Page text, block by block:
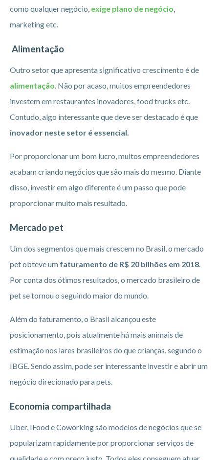
como qualquer negócio, exige plano de negócio,
marketing etc.
Alimentação
Outro setor que apresenta significativo crescimento é de
alimentação. Não por acaso, muitos empreendedores
investem em restaurantes inovadores, food trucks etc.
Contudo, algo interessante que deve ser destacado é que
inovador neste setor é essencial.
Por proporcionar um bom lucro, muitos empreendedores
acabam criando negócios que são mais do mesmo. Diante
disso, investir em algo diferente é um passo que pode
proporcionar muito mais resultado.
Mercado pet
Um dos segmentos que mais crescem no Brasil, o mercado
pet obteve um faturamento de R$ 20 bilhões em 2018.
Por conta dos ótimos resultados, o mercado brasileiro de
pet se tornou o seguindo maior do mundo.
Além do faturamento, o Brasil alcançou este
posicionamento, pois atualmente há mais animais de
estimação nos lares brasileiros do que crianças, segundo o
IBGE. Sendo assim, pode ser interessante investir e abrir um
negócio direcionado para pets.
Economia compartilhada
Uber, IFood e Coworking são modelos de negócios que se
popularizam rapidamente por proporcionar serviços de